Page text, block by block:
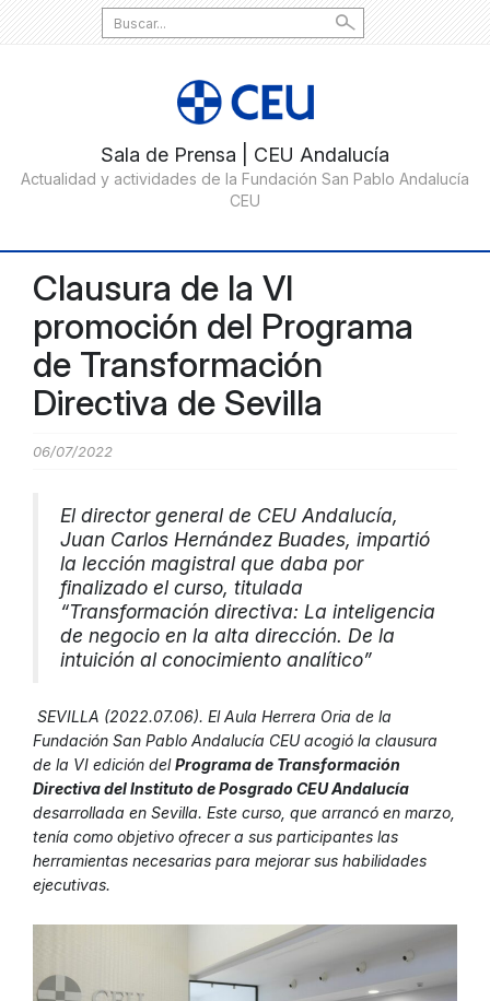
Search
for:
Clausura de la VI
promoción del Programa
de Transformación
Directiva de Sevilla
06/07/2022
El director general de CEU Andalucía,
Juan Carlos Hernández Buades, impartió
la lección magistral que daba por
finalizado el curso, titulada
“Transformación directiva: La inteligencia
de negocio en la alta dirección. De la
intuición al conocimiento analítico”
SEVILLA (2022.07.06). El Aula Herrera Oria de la
Fundación San Pablo Andalucía CEU acogió la clausura
de la VI edición delPrograma de Transformación
Directiva del Instituto de Posgrado CEU Andalucía
desarrollada en Sevilla. Este curso, que arrancó en marzo,
tenía como objetivo ofrecer a sus participantes las
herramientas necesarias para mejorar sus habilidades
ejecutivas.